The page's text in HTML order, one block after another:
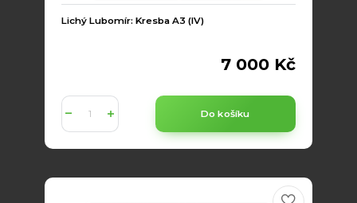
Lichý Lubomír: Kresba A3 (IV)
7 000 Kč
Do košíku